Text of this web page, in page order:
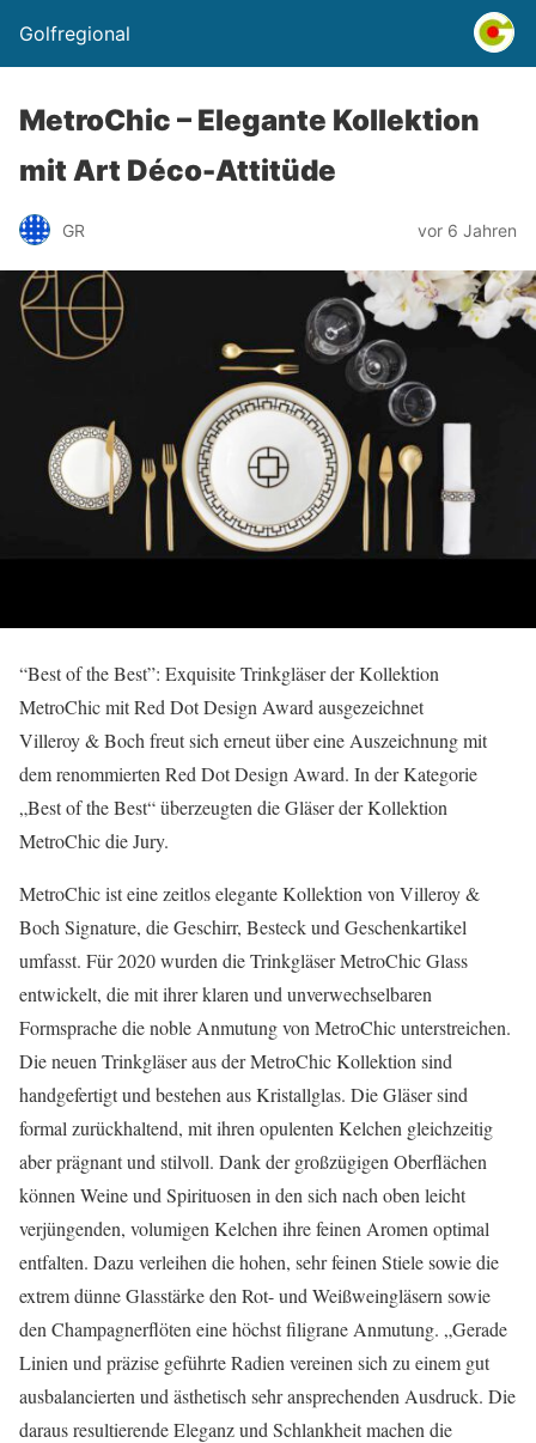
Golfregional
MetroChic – Elegante Kollektion
mit Art Déco-Attitüde
GR vor 6 Jahren
“Best of the Best”: Exquisite Trinkgläser der Kollektion
MetroChic mit Red Dot Design Award ausgezeichnet
Villeroy & Boch freut sich erneut über eine Auszeichnung mit
dem renommierten Red Dot Design Award. In der Kategorie
„Best of the Best“ überzeugten die Gläser der Kollektion
MetroChic die Jury.
MetroChic ist eine zeitlos elegante Kollektion von Villeroy &
Boch Signature, die Geschirr, Besteck und Geschenkartikel
umfasst. Für 2020 wurden die Trinkgläser MetroChic Glass
entwickelt, die mit ihrer klaren und unverwechselbaren
Formsprache die noble Anmutung von MetroChic unterstreichen.
Die neuen Trinkgläser aus der MetroChic Kollektion sind
handgefertigt und bestehen aus Kristallglas. Die Gläser sind
formal zurückhaltend, mit ihren opulenten Kelchen gleichzeitig
aber prägnant und stilvoll. Dank der großzügigen Oberflächen
können Weine und Spirituosen in den sich nach oben leicht
verjüngenden, volumigen Kelchen ihre feinen Aromen optimal
entfalten. Dazu verleihen die hohen, sehr feinen Stiele sowie die
extrem dünne Glasstärke den Rot- und Weißweingläsern sowie
den Champagnerflöten eine höchst filigrane Anmutung. „Gerade
Linien und präzise geführte Radien vereinen sich zu einem gut
ausbalancierten und ästhetisch sehr ansprechenden Ausdruck. Die
daraus resultierende Eleganz und Schlankheit machen die